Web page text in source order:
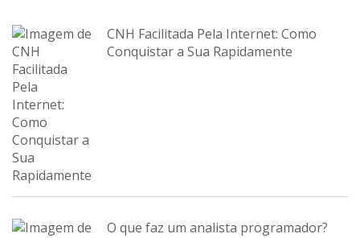
CNH Facilitada Pela Internet: Como
Conquistar a Sua Rapidamente
O que faz um analista programador?